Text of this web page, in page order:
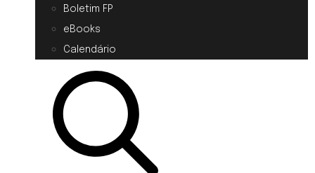
Boletim FP
eBooks
Calendário